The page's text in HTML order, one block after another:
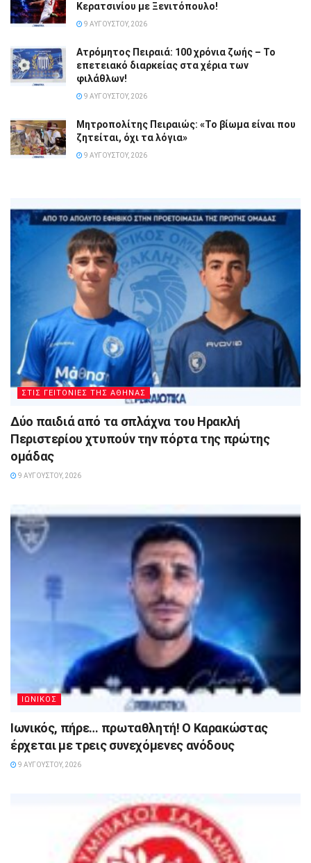
Κερατσινίου με Ξενιτόπουλο!
9 ΑΥΓΟΎΣΤΟΥ, 2026
Ατρόμητος Πειραιά: 100 χρόνια ζωής – Το
επετειακό διαρκείας στα χέρια των
φιλάθλων!
9 ΑΥΓΟΎΣΤΟΥ, 2026
Μητροπολίτης Πειραιώς: «Το βίωμα είναι που
ζητείται, όχι τα λόγια»
9 ΑΥΓΟΎΣΤΟΥ, 2026
ΣΤΙΣ ΓΕΙΤΟΝΙΕΣ ΤΗΣ ΑΘΗΝΑΣ
Δύο παιδιά από τα σπλάχνα του Ηρακλή
Περιστερίου χτυπούν την πόρτα της πρώτης
ομάδας
9 ΑΥΓΟΎΣΤΟΥ, 2026
ΙΩΝΙΚΟΣ
Ιωνικός, πήρε… πρωταθλητή! Ο Καρακώστας
έρχεται με τρεις συνεχόμενες ανόδους
9 ΑΥΓΟΎΣΤΟΥ, 2026